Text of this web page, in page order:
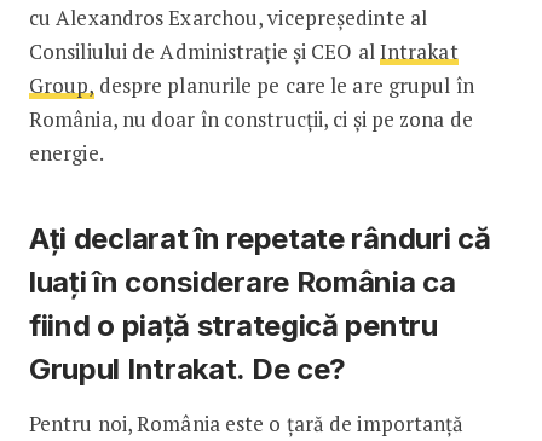
cu Alexandros Exarchou, vicepreședinte al
Consiliului de Administrație și CEO alIntrakat
Group, despre planurile pe care le are grupul în
România, nu doar în construcții, ci și pe zona de
energie.
Ați declarat în repetate rânduri că
luați în considerare România ca
fiind o piață strategică pentru
Grupul Intrakat. De ce?
Pentru noi, România este o țară de importanță